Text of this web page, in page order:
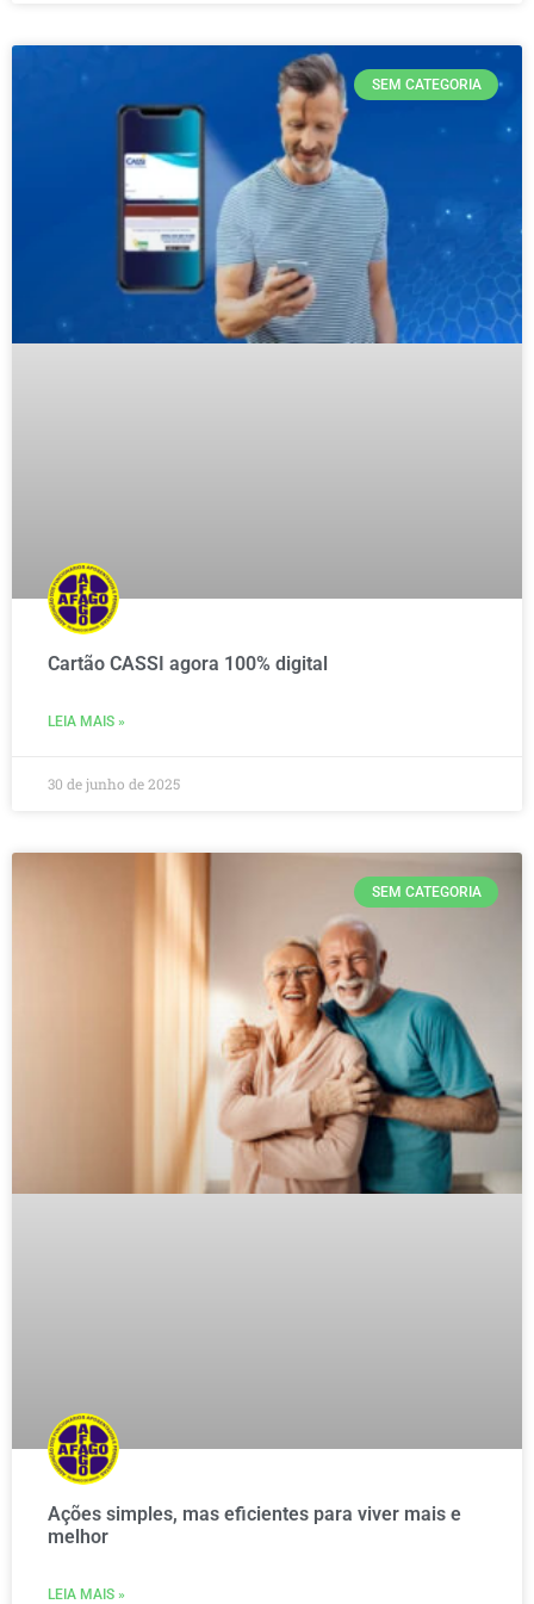
SEM CATEGORIA
Cartão CASSI agora 100% digital
LEIA MAIS »
30 de junho de 2025
SEM CATEGORIA
Ações simples, mas eficientes para viver mais e
melhor
LEIA MAIS »